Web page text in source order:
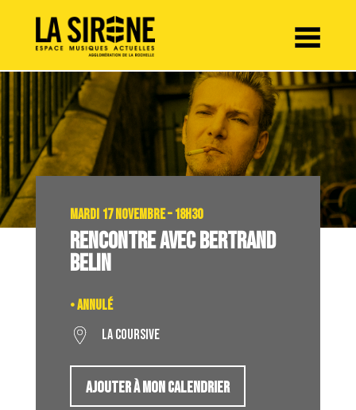
MARDI 17 NOVEMBRE – 18H30
RENCONTRE AVEC BERTRAND
BELIN
• ANNULÉ
La Coursive
AJOUTER À MON CALENDRIER